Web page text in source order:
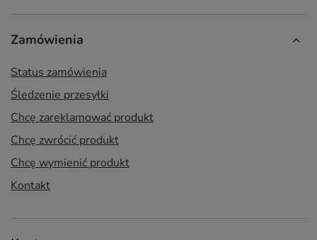
Zamówienia
Status zamówienia
Śledzenie przesyłki
Chcę zareklamować produkt
Chcę zwrócić produkt
Chcę wymienić produkt
Kontakt